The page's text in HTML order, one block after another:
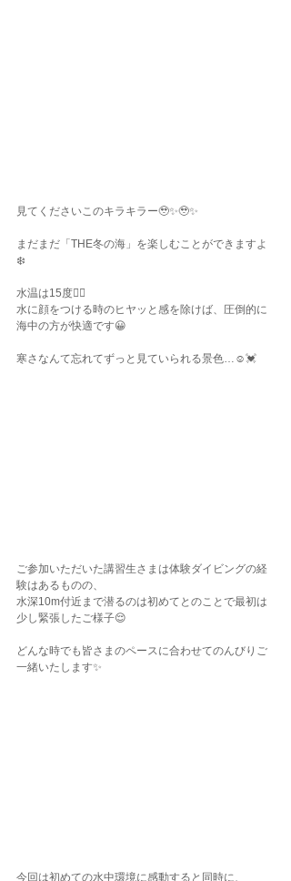
見てくださいこのキラキラー🥹✨🥹✨
まだまだ「THE冬の海」を楽しむことができますよ
❄️
水温は15度👌🏾
水に顔をつける時のヒヤッと感を除けば、圧倒的に
海中の方が快適です😀
寒さなんて忘れてずっと見ていられる景色…☺️💓
ご参加いただいた講習生さまは体験ダイビングの経
験はあるものの、
水深10m付近まで潜るのは初めてとのことで最初は
少し緊張したご様子😌
どんな時でも皆さまのペースに合わせてのんびりご
一緒いたします✨
今回は初めての水中環境に感動すると同時に、